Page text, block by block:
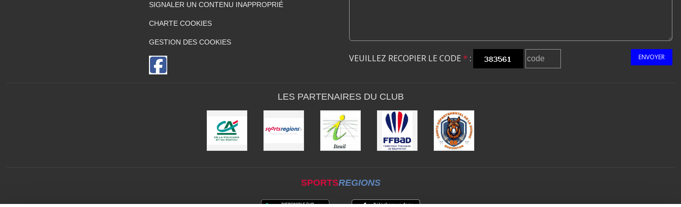
SIGNALER UN CONTENU INAPPROPRIÉ
CHARTE COOKIES
GESTION DES COOKIES
VEUILLEZ RECOPIER LE CODE * : ENVOYER
LES PARTENAIRES DU CLUB
SPORTSREGIONS